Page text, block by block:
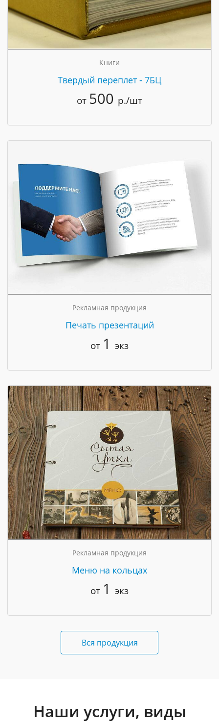
Книги
Твердый переплет - 7БЦ
от 500 р./шт
Рекламная продукция
Печать презентаций
от 1 экз
Рекламная продукция
Меню на кольцах
от 1 экз
Вся продукция
Наши услуги, виды